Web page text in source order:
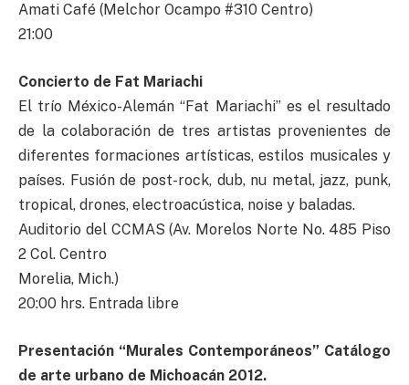
Amati Café (Melchor Ocampo #310 Centro)
21:00
Concierto de Fat Mariachi
El trío México-Alemán “Fat Mariachi” es el resultado
de la colaboración de tres artistas provenientes de
diferentes formaciones artísticas, estilos musicales y
países. Fusión de post-rock, dub, nu metal, jazz, punk,
tropical, drones, electroacústica, noise y baladas.
Auditorio del CCMAS (Av. Morelos Norte No. 485 Piso
2 Col. Centro
Morelia, Mich.)
20:00 hrs. Entrada libre
Presentación “Murales Contemporáneos” Catálogo
de arte urbano de Michoacán 2012.